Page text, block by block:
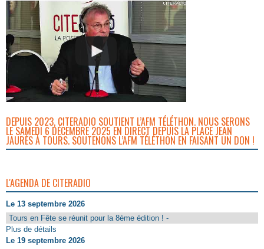
DEPUIS 2023, CITERADIO SOUTIENT L’AFM TÉLÉTHON. NOUS SERONS
LE SAMEDI 6 DÉCEMBRE 2025 EN DIRECT DEPUIS LA PLACE JEAN
JAURÈS À TOURS. SOUTENONS L’AFM TÉLÉTHON EN FAISANT UN DON !
L'AGENDA DE CITERADIO
Le 13 septembre 2026
Tours en Fête se réunit pour la 8ème édition ! -
Plus de détails
Le 19 septembre 2026